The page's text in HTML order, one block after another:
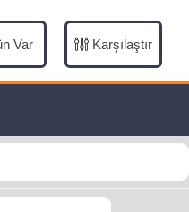
Var Karşılaştır